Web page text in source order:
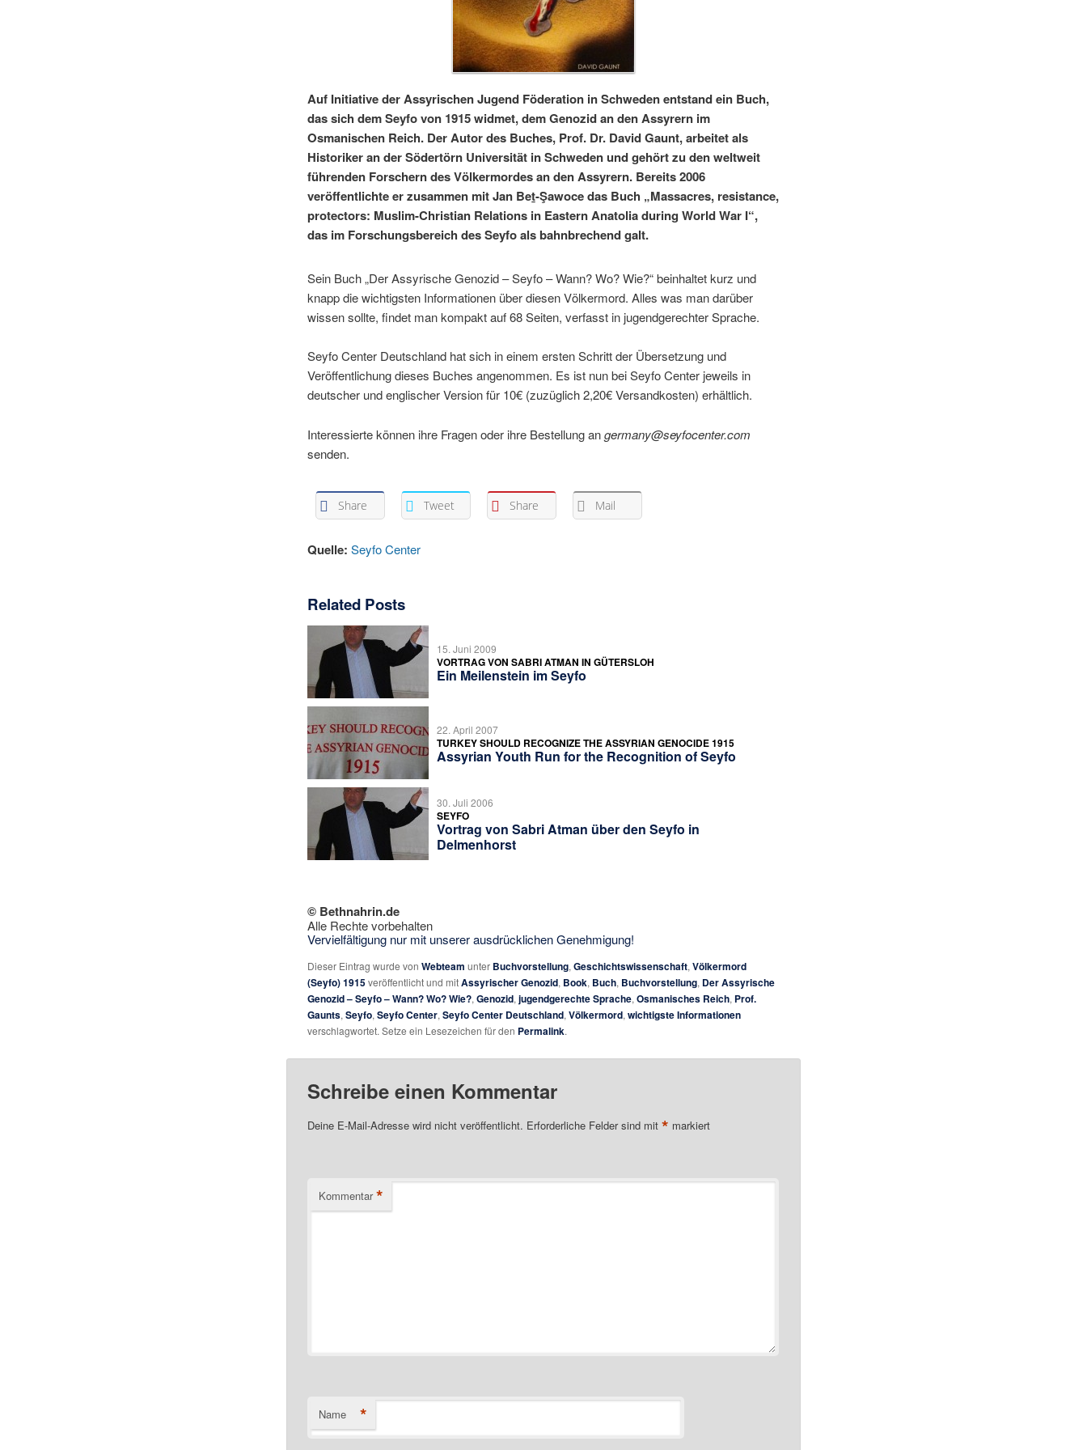
Auf Initiative der Assyrischen Jugend Föderation in Schweden entstand ein Buch,
das sich dem Seyfo von 1915 widmet, dem Genozid an den Assyrern im
Osmanischen Reich. Der Autor des Buches, Prof. Dr. David Gaunt, arbeitet als
Historiker an der Södertörn Universität in Schweden und gehört zu den weltweit
führenden Forschern des Völkermordes an den Assyrern. Bereits 2006
veröffentlichte er zusammen mit Jan Beṯ-Şawoce das Buch „Massacres, resistance,
protectors: Muslim-Christian Relations in Eastern Anatolia during World War I“,
das im Forschungsbereich des Seyfo als bahnbrechend galt.
Sein Buch „Der Assyrische Genozid – Seyfo – Wann? Wo? Wie?“ beinhaltet kurz und
knapp die wichtigsten Informationen über diesen Völkermord. Alles was man darüber
wissen sollte, findet man kompakt auf 68 Seiten, verfasst in jugendgerechter Sprache.
Seyfo Center Deutschland hat sich in einem ersten Schritt der Übersetzung und
Veröffentlichung dieses Buches angenommen. Es ist nun bei Seyfo Center jeweils in
deutscher und englischer Version für 10€ (zuzüglich 2,20€ Versandkosten) erhältlich.
Interessierte können ihre Fragen oder ihre Bestellung angermany@seyfocenter.com
senden.
Share Tweet Share Mail
Quelle: Seyfo Center
Related Posts
15. Juni 2009
VORTRAG VON SABRI ATMAN IN GÜTERSLOH
Ein Meilenstein im Seyfo
22. April 2007
TURKEY SHOULD RECOGNIZE THE ASSYRIAN GENOCIDE 1915
Assyrian Youth Run for the Recognition of Seyfo
30. Juli 2006
SEYFO
Vortrag von Sabri Atman über den Seyfo in
Delmenhorst
© Bethnahrin.de
Alle Rechte vorbehalten
Vervielfältigung nur mit unserer ausdrücklichen Genehmigung!
Dieser Eintrag wurde von Webteam unter Buchvorstellung, Geschichtswissenschaft, Völkermord
(Seyfo) 1915veröffentlicht und mitAssyrischer Genozid, Book, Buch, Buchvorstellung, Der Assyrische
Genozid – Seyfo – Wann? Wo? Wie?, Genozid, jugendgerechte Sprache, Osmanisches Reich, Prof.
Gaunts, Seyfo, Seyfo Center, Seyfo Center Deutschland, Völkermord, wichtigste Informationen
verschlagwortet. Setze ein Lesezeichen für den Permalink.
Schreibe einen Kommentar
Deine E-Mail-Adresse wird nicht veröffentlicht. Erforderliche Felder sind mit * markiert
Kommentar *
Name *